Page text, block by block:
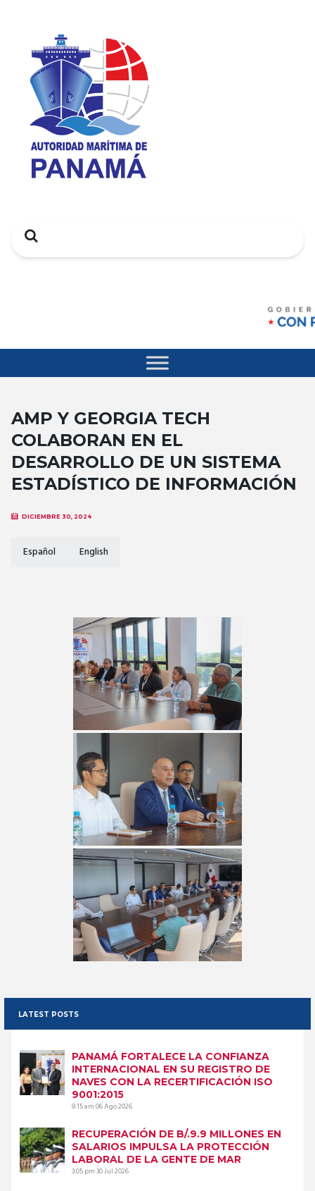
Search
AMP Y GEORGIA TECH
COLABORAN EN EL
DESARROLLO DE UN SISTEMA
ESTADÍSTICO DE INFORMACIÓN
DICIEMBRE 30, 2024
Español English
LATEST POSTS
PANAMÁ FORTALECE LA CONFIANZA
INTERNACIONAL EN SU REGISTRO DE
NAVES CON LA RECERTIFICACIÓN ISO
9001:2015
9:15 am06 Ago 2026
RECUPERACIÓN DE B/.9.9 MILLONES EN
SALARIOS IMPULSA LA PROTECCIÓN
LABORAL DE LA GENTE DE MAR
3:05 pm30 Jul 2026